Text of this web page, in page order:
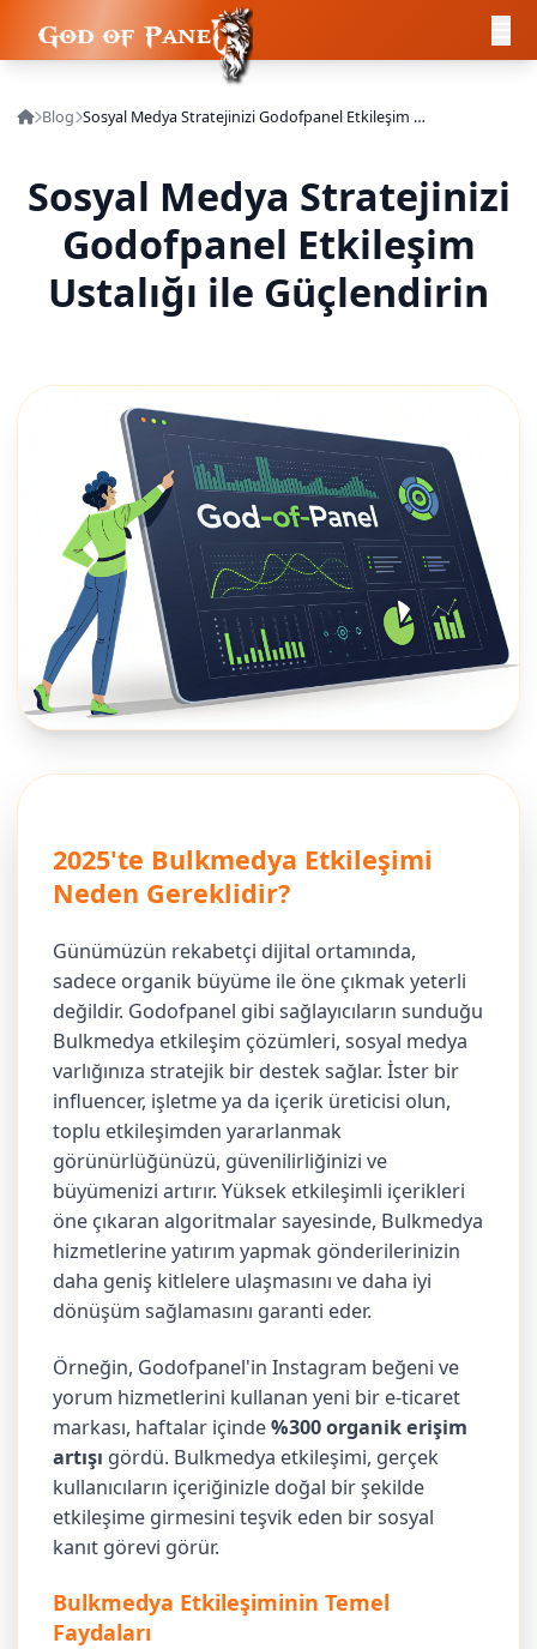
Blog Sosyal Medya Stratejinizi Godofpanel Etkileşim Ustalığı ile Güçlendirin
Sosyal Medya Stratejinizi
Godofpanel Etkileşim
Ustalığı ile Güçlendirin
2025'te Bulkmedya Etkileşimi
Neden Gereklidir?
Günümüzün rekabetçi dijital ortamında,
sadece organik büyüme ile öne çıkmak yeterli
değildir. Godofpanel gibi sağlayıcıların sunduğu
Bulkmedya etkileşim çözümleri, sosyal medya
varlığınıza stratejik bir destek sağlar. İster bir
influencer, işletme ya da içerik üreticisi olun,
toplu etkileşimden yararlanmak
görünürlüğünüzü, güvenilirliğinizi ve
büyümenizi artırır. Yüksek etkileşimli içerikleri
öne çıkaran algoritmalar sayesinde, Bulkmedya
hizmetlerine yatırım yapmak gönderilerinizin
daha geniş kitlelere ulaşmasını ve daha iyi
dönüşüm sağlamasını garanti eder.
Örneğin, Godofpanel'in Instagram beğeni ve
yorum hizmetlerini kullanan yeni bir e-ticaret
markası, haftalar içinde%300 organik erişim
artışı gördü. Bulkmedya etkileşimi, gerçek
kullanıcıların içeriğinizle doğal bir şekilde
etkileşime girmesini teşvik eden bir sosyal
kanıt görevi görür.
Bulkmedya Etkileşiminin Temel
Faydaları